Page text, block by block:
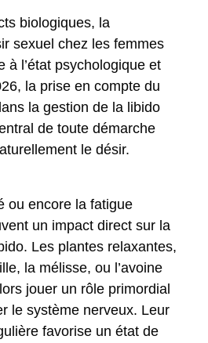
biologiques, la
sexuel chez les femmes
à l’état psychologique et
la prise en compte du
la gestion de la libido
de toute démarche
le désir.
ou encore la fatigue
un impact direct sur la
Les plantes relaxantes,
la mélisse, ou l’avoine
jouer un rôle primordial
le système nerveux. Leur
favorise un état de